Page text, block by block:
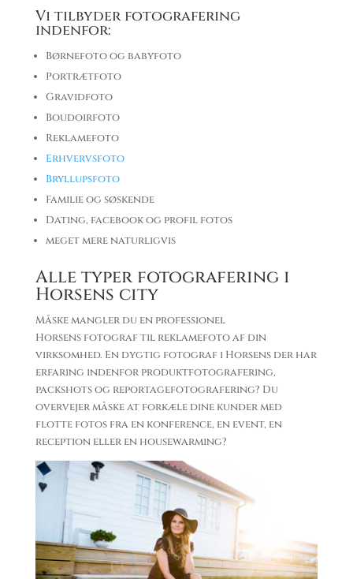
Vi tilbyder fotografering
indenfor:
Børnefoto og babyfoto
Portrætfoto
Gravidfoto
Boudoirfoto
Reklamefoto
Erhvervsfoto
Bryllupsfoto
Familie og søskende
Dating, facebook og profil fotos
meget mere naturligvis
Alle typer fotografering i
Horsens city
Måske mangler du en professionel
Horsens fotograf til reklamefoto af din
virksomhed. En dygtig fotograf i Horsens der har
erfaring indenfor produktfotografering,
packshots og reportagefotografering? Du
overvejer måske at forkæle dine kunder med
flotte fotos fra en konference, en event, en
reception eller en housewarming?